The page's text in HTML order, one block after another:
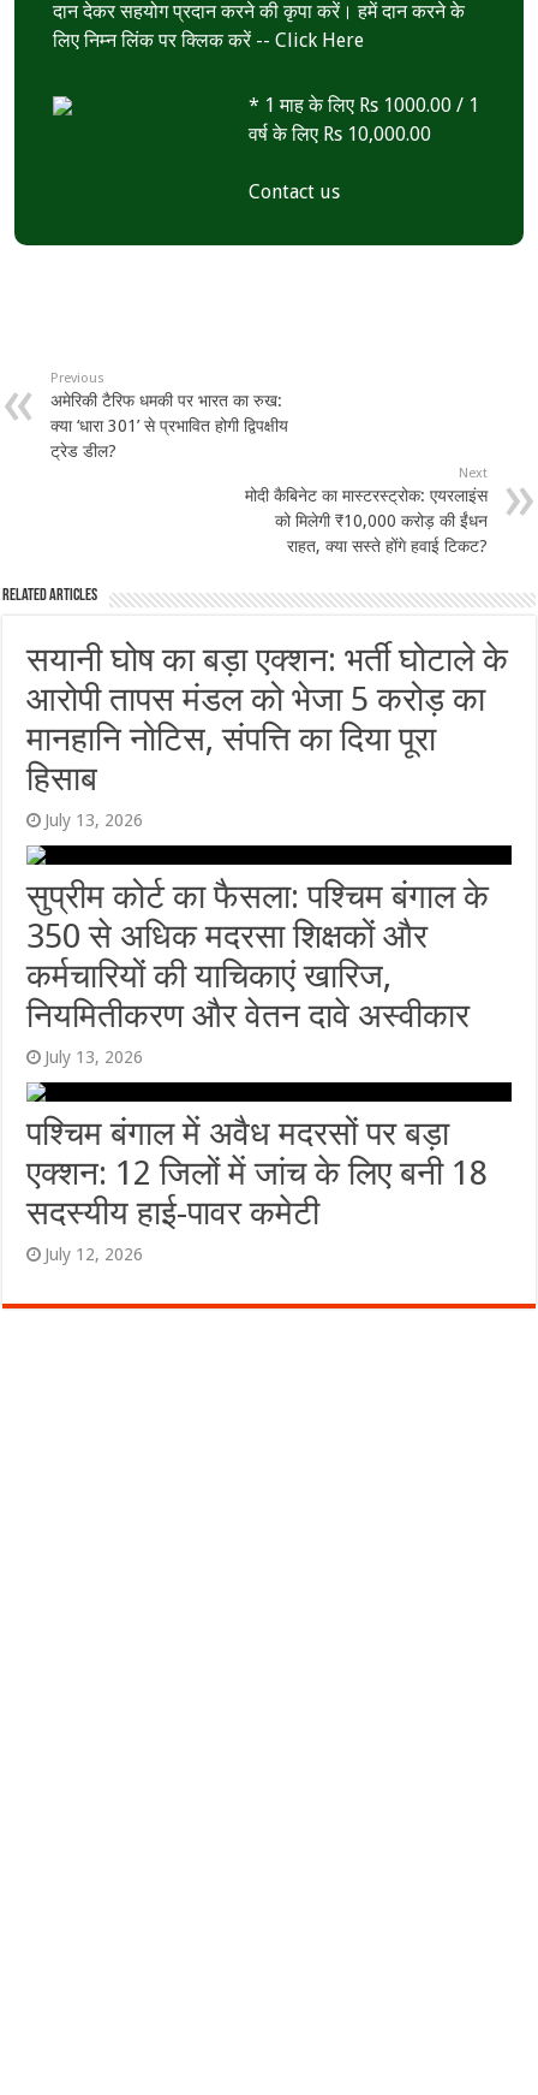
दान देकर सहयोग प्रदान करने की कृपा करें। हमें दान करने के
लिए निम्न लिंक पर क्लिक करें --Click Here
* 1 माह के लिए Rs 1000.00 / 1
वर्ष के लिए Rs 10,000.00
Contact us
Previous
अमेरिकी टैरिफ धमकी पर भारत का रुख:
क्या ‘धारा 301’ से प्रभावित होगी द्विपक्षीय
ट्रेड डील?
Next
मोदी कैबिनेट का मास्टरस्ट्रोक: एयरलाइंस
को मिलेगी ₹10,000 करोड़ की ईंधन
राहत, क्या सस्ते होंगे हवाई टिकट?
Related Articles
सयानी घोष का बड़ा एक्शन: भर्ती घोटाले के
आरोपी तापस मंडल को भेजा 5 करोड़ का
मानहानि नोटिस, संपत्ति का दिया पूरा
हिसाब
July 13, 2026
सुप्रीम कोर्ट का फैसला: पश्चिम बंगाल के
350 से अधिक मदरसा शिक्षकों और
कर्मचारियों की याचिकाएं खारिज,
नियमितीकरण और वेतन दावे अस्वीकार
July 13, 2026
पश्चिम बंगाल में अवैध मदरसों पर बड़ा
एक्शन: 12 जिलों में जांच के लिए बनी 18
सदस्यीय हाई-पावर कमेटी
July 12, 2026